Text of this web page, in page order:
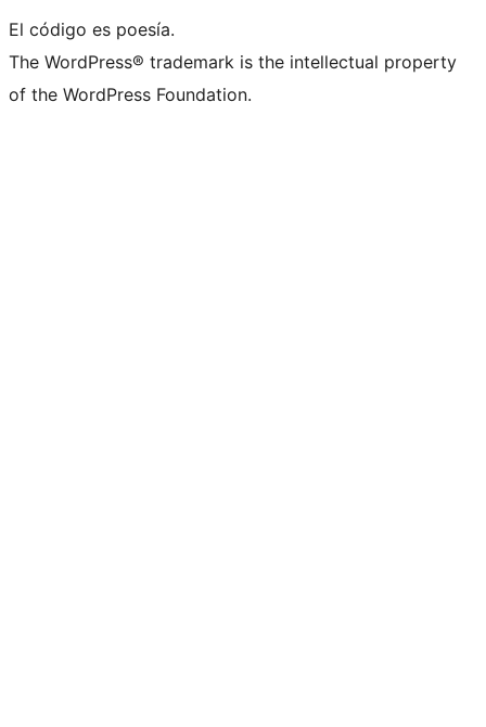
El código es poesía.
The WordPress® trademark is the intellectual property
of the WordPress Foundation.